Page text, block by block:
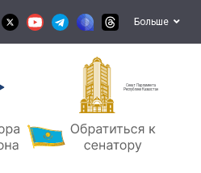
Больше
Сенат Парламента
Республики Казахстан